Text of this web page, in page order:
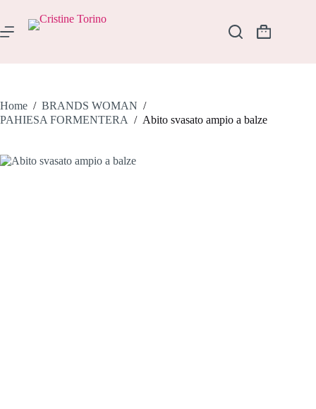
contenuto
Carrello
Home / BRANDS WOMAN /
PAHIESA FORMENTERA / Abito svasato ampio a balze